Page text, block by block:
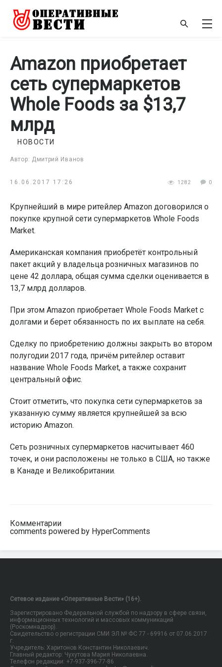
Amazon приобретает
сеть супермаркетов
Whole Foods за $13,7
млрд
Автор: Дмитрий Иванов
НОВОСТИ
16.06.2017 17:26 1282 0
Крупнейший в мире ритейлер Amazon договорился о
покупке крупной сети супермаркетов Whole Foods
Market.
Американская компания приобретёт контрольный
пакет акций у владельца розничных магазинов по
цене 42 доллара, общая сумма сделки оценивается в
13,7 млрд долларов.
При этом Amazon приобретает Whole Foods Market с
долгами и берет обязанность по их выплате на себя.
Сделку по приобретению должны закрыть во втором
полугодии 2017 года, причём ритейлер оставит
название Whole Foods Market, а также сохранит
центральный офис.
Стоит отметить, что покупка сети супермаркетов за
указанную сумму является крупнейшей за всю
историю Amazon.
Сеть розничных супермаркетов насчитывает 460
точек, и они расположены не только в США, но также
в Канаде и Великобритании.
Комментарии
comments powered by HyperComments
Сетевое издание «Оперативные Вести» (16+).
Зарегистрировано Федеральной службой по надзору в сфере связи,
информационных технологий и массовых коммуникаций
(Роскомнадзор).
Свидетельство о регистрации СМИ ЭЛ № ФС 77 - 69916 от 07.06.2017
г.
Учредитель: Харитонов Константин Николаевич.
Главный редактор: Чухутова Мария Николаевна.
Телефон редакции: +7-937-396-77-86